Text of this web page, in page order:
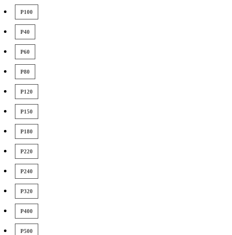
P100
P40
P60
P80
P120
P150
P180
P220
P240
P320
P400
P500